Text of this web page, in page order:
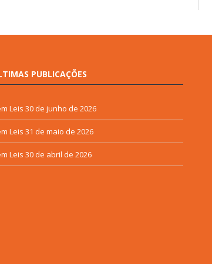
PUBLICAÇÕES
Leis 30 de junho de 2026
Leis 31 de maio de 2026
Leis 30 de abril de 2026